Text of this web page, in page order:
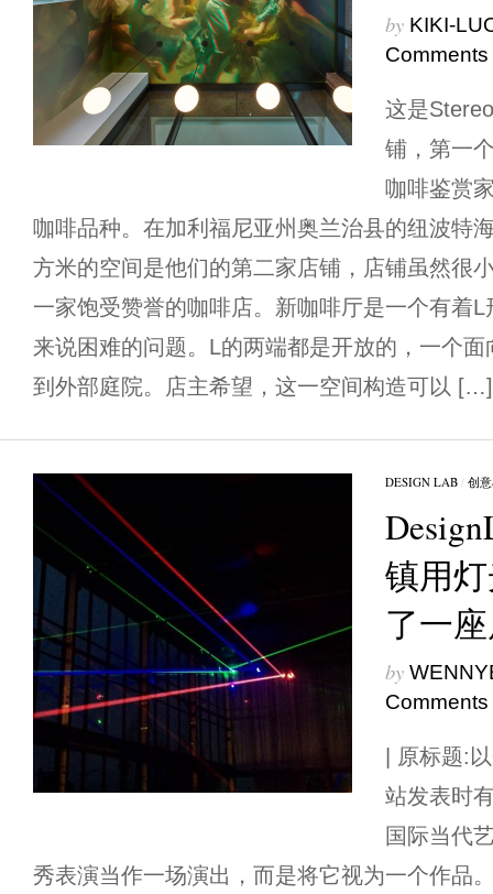
by KIKI-
Comments
这是
铺，第一
咖啡鉴赏
咖啡品种。在加利福尼亚州奥兰治县的纽波特
方米的空间是他们的第二家店铺，店铺虽然很
一家饱受赞誉的咖啡店。新咖啡厅是一个有着
来说困难的问题。L的两端都是开放的，一个
到外部庭院。店主希望，这一空间构造可以 […]
DESIGN LAB / 创
镇用
了一
by
Comments
| 原标题:
站发表时
国际当代
秀表演当作一场演出，而是将它视为一个作品